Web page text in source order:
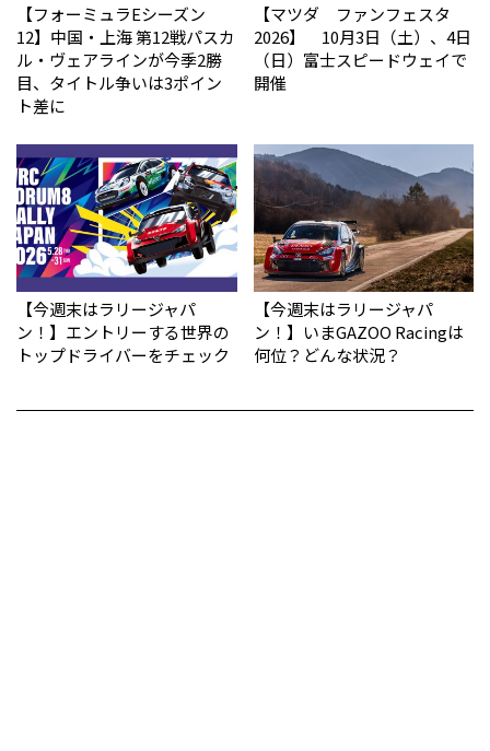
【フォーミュラEシーズン
12】中国・上海 第12戦パスカ
ル・ヴェアラインが今季2勝
目、タイトル争いは3ポイン
ト差に
【マツダ ファンフェスタ
2026】 10月3日（土）、4日
（日）富士スピードウェイで
開催
【今週末はラリージャパ
ン！】エントリーする世界の
トップドライバーをチェック
【今週末はラリージャパ
ン！】いまGAZOO Racingは
何位？どんな状況？